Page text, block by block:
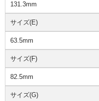
131.3mm
サイズ(E)
63.5mm
サイズ(F)
82.5mm
サイズ(G)